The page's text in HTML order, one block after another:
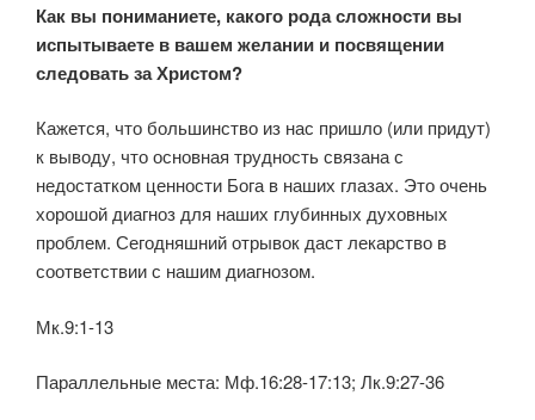
Как вы пониманиете, какого рода сложности вы
испытываете в вашем желании и посвящении
следовать за Христом?
Кажется, что большинство из нас пришло (или придут)
к выводу, что основная трудность связана с
недостатком ценности Бога в наших глазах. Это очень
хорошой диагноз для наших глубинных духовных
проблем. Сегодняшний отрывок даст лекарство в
соответствии с нашим диагнозом.
Мк.9:1-13
Параллельные места: Мф.16:28-17:13; Лк.9:27-36